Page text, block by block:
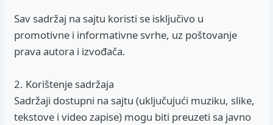
Sav sadržaj na sajtu koristi se isključivo u
promotivne i informativne svrhe, uz poštovanje
prava autora i izvođača.
2. Korištenje sadržaja
Sadržaji dostupni na sajtu (uključujući muziku, slike,
tekstove i video zapise) mogu biti preuzeti sa javno